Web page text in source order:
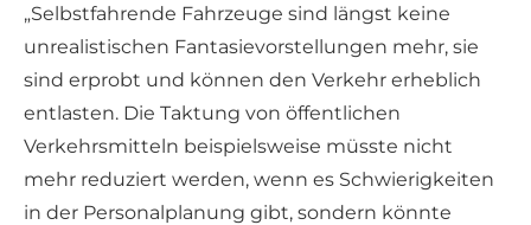
„Selbstfahrende Fahrzeuge sind längst keine
unrealistischen Fantasievorstellungen mehr, sie
sind erprobt und können den Verkehr erheblich
entlasten. Die Taktung von öffentlichen
Verkehrsmitteln beispielsweise müsste nicht
mehr reduziert werden, wenn es Schwierigkeiten
in der Personalplanung gibt, sondern könnte